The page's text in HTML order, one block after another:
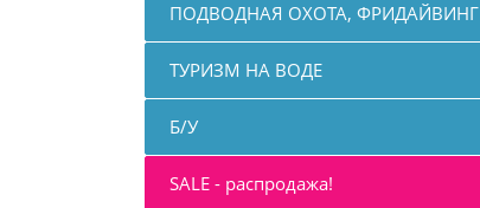
ПОДВОДНАЯ ОХОТА, ФРИДАЙВИНГ
ТУРИЗМ НА ВОДЕ
Б/У
SALE - распродажа!